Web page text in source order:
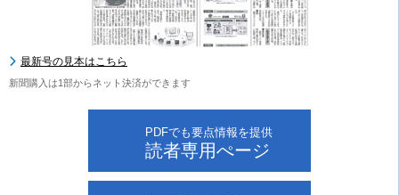
最新号の見本はこちら
新聞購入は1部からネット決済ができます
PDFでも要点情報を提供
読者専用ぺージ